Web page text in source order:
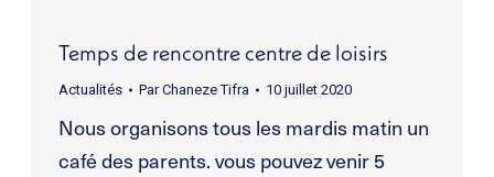
Temps de rencontre centre de loisirs
Actualités ParChaneze Tifra 10 juillet 2020
Nous organisons tous les mardis matin un
café des parents. vous pouvez venir 5